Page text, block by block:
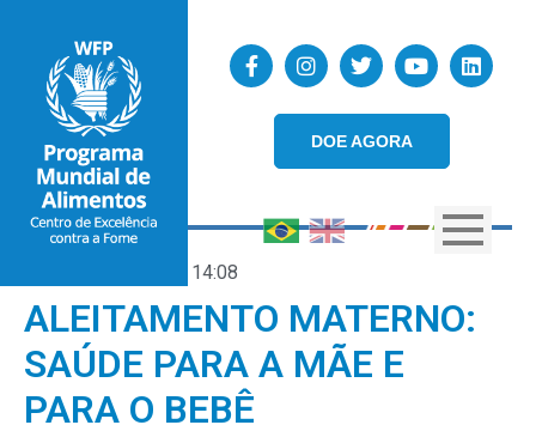
DOE AGORA
14:08
ALEITAMENTO MATERNO:
SAÚDE PARA A MÃE E
PARA O BEBÊ